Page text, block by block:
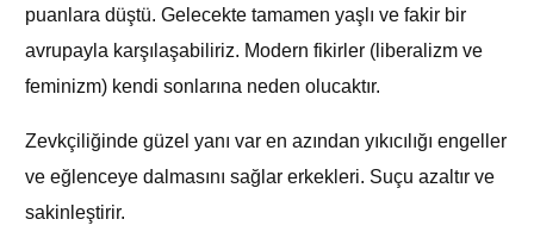
puanlara düştü. Gelecekte tamamen yaşlı ve fakir bir
avrupayla karşılaşabiliriz. Modern fikirler (liberalizm ve
feminizm) kendi sonlarına neden olucaktır.
Zevkçiliğinde güzel yanı var en azından yıkıcılığı engeller
ve eğlenceye dalmasını sağlar erkekleri. Suçu azaltır ve
sakinleştirir.